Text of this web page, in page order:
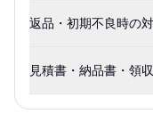
返品・初期不良時の
見積書・納品書・領